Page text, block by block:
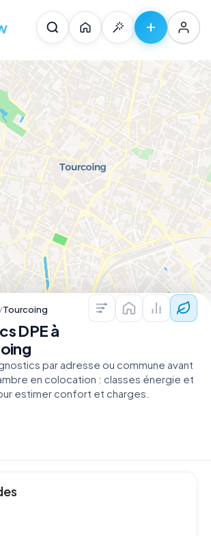
Colocations —
Prix au
/Tourcoing
DPE à
par adresse ou commune avant
en colocation : classes énergie et
estimer confort et charges.